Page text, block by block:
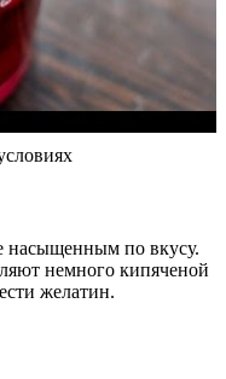
насыщенным по вкусу.
немного кипяченой
желатин.